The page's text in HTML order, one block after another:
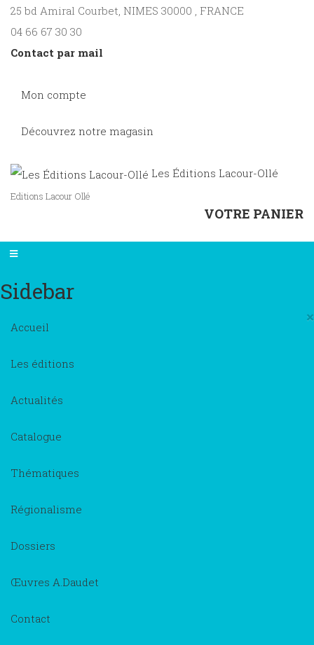
25 bd Amiral Courbet, NIMES 30000 , FRANCE
04 66 67 30 30
Contact par mail
Mon compte
Découvrez notre magasin
Les Éditions Lacour-Ollé
Editions Lacour Ollé
VOTRE PANIER
Sidebar
×
Accueil
Les éditions
Actualités
Catalogue
Thématiques
Régionalisme
Dossiers
Œuvres A.Daudet
Contact